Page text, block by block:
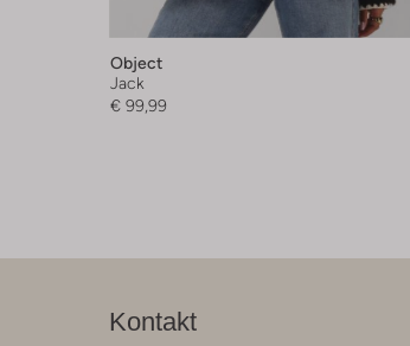
Object
Jack
€ 99,99
Kontakt